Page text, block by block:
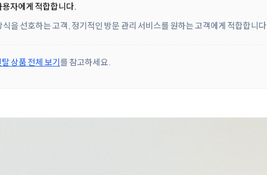
자에게 적합합니다.
을 선호하는 고객, 정기적인 방문 관리 서비스를 원하는 고객에게 적합합니다.
상품 전체 보기를 참고하세요.